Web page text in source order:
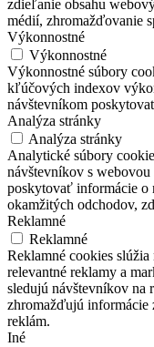
zdieľanie obsahu
médií, zhromažďovanie
Výkonnostné
Výkonnostné
Výkonnostné súbory
kľúčových indexov
návštevníkom
Analýza stránky
Analýza stránky
Analytické súbory
návštevníkov s
poskytovať informácie o
okamžitých odchodov,
Reklamné
Reklamné
Reklamné cookies
relevantné reklamy a
sledujú návštevníkov na
zhromažďujú informácie
reklám.
Iné